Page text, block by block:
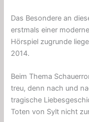
Das Besondere an
erstmals einer
Hörspiel zugrunde
2014.
Beim Thema
treu, denn nach und
tragische
Toten von Sylt nicht